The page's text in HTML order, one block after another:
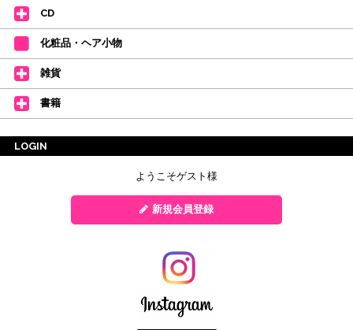
CD
化粧品・ヘア小物
雑貨
書籍
LOGIN
ようこそゲスト様
新規会員登録